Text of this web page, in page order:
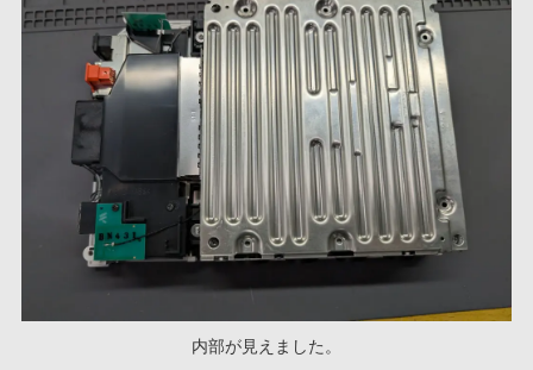
内部が見えました。